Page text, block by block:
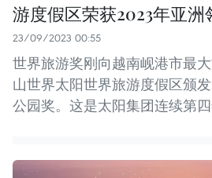
游度假区荣获2023年亚
23/09/2023 00:55
世界旅游奖刚向越南岘港市最
山世界太阳世界旅游度假区颁
公园奖。这是太阳集团连续第四